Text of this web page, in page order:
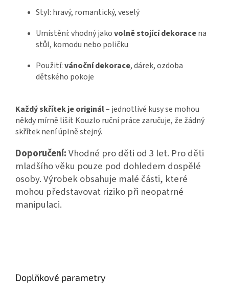
Styl: hravý, romantický, veselý
Umístění: vhodný jakovolně stojící dekoracena
stůl, komodu nebo poličku
Použití:vánoční dekorace, dárek, ozdoba
dětského pokoje
Každý skřítek je originál– jednotlivé kusy se mohou
někdy mírně lišit Kouzlo ruční práce zaručuje, že žádný
skřítek není úplně stejný.
Doporučení:Vhodné pro děti od 3 let. Pro děti
mladšího věku pouze pod dohledem dospělé
osoby. Výrobek obsahuje malé části, které
mohou představovat riziko při neopatrné
manipulaci.
Doplňkové parametry